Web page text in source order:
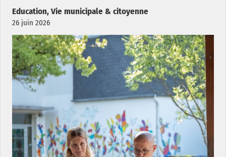
Education, Vie municipale & citoyenne
26 juin 2026